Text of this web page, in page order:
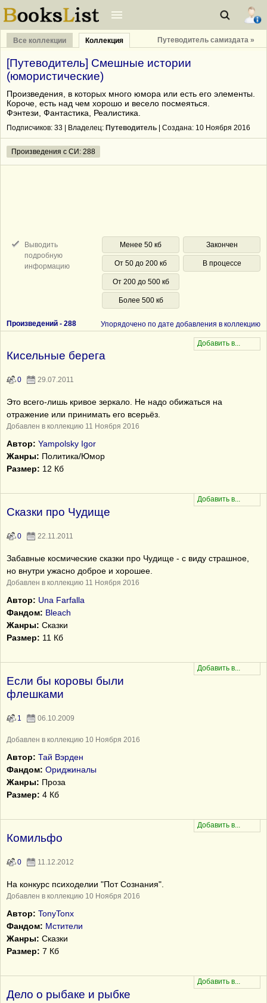
Все коллекции Коллекция Путеводитель самиздата »
[Путеводитель] Смешные истории
(юмористические)
Произведения, в которых много юмора или есть его элементы.
Короче, есть над чем хорошо и весело посмеяться.
Фэнтези, Фантастика, Реалистика.
Подписчиков: 33 | Владелец: Путеводитель | Cоздана: 10 Ноября 2016
Произведения с СИ: 288
Выводить
подробную
информацию
Менее 50 кб
От 50 до 200 кб
От 200 до 500 кб
Более 500 кб
Закончен
В процессе
Произведений - 288 Упорядочено по дате добавления в коллекцию
Кисельные берега
0 29.07.2011
Это всего-лишь кривое зеркало. Не надо обижаться на
отражение или принимать его всерьёз.
Добавлен в коллекцию 11 Ноября 2016
Автор: Yampolsky Igor
Жанры: Политика/Юмор
Размер: 12 Кб
Сказки про Чудище
0 22.11.2011
Забавные космические сказки про Чудище - с виду страшное,
но внутри ужасно доброе и хорошее.
Добавлен в коллекцию 11 Ноября 2016
Автор: Una Farfalla
Фандом: Bleach
Жанры: Сказки
Размер: 11 Кб
Если бы коровы были
флешками
1 06.10.2009
Добавлен в коллекцию 10 Ноября 2016
Автор: Тай Вэрден
Фандом: Ориджиналы
Жанры: Проза
Размер: 4 Кб
Комильфо
0 11.12.2012
На конкурс психоделии "Пот Сознания".
Добавлен в коллекцию 10 Ноября 2016
Автор: TonyTonx
Фандом: Мстители
Жанры: Сказки
Размер: 7 Кб
Дело о рыбаке и рыбке